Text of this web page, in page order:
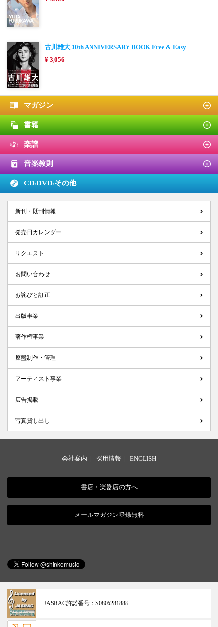
古川雄大 30th ANNIVERSARY BOOK Free & Easy
¥ 3,056
マガジン
書籍
楽譜
音楽教則
CD/DVD/その他
新刊・既刊情報
発売日カレンダー
リクエスト
お問い合わせ
お詫びと訂正
出版事業
著作権事業
原盤制作・管理
アーティスト事業
広告掲載
写真貸し出し
会社案内 | 採用情報 | ENGLISH
書店・楽器店の方へ
メールマガジン登録無料
JASRAC許諾番号： S0805281888